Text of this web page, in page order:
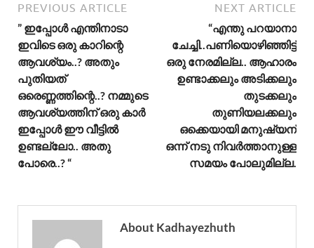
PREVIOUS ARTICLE
” ഇപ്പോൾ എന്തിനാടാ
ഇവിടെ ഒരു കാറിന്റെ
ആവശ്യം..? അതും
പുതിയത്
ഒരെണ്ണത്തിന്റെ..? നമ്മുടെ
ആവശ്യത്തിന് ഒരു കാർ
ഇപ്പോൾ ഈ വീട്ടിൽ
ഉണ്ടല്ലോ.. അതു
പോരെ..? “
NEXT ARTICLE
“എന്തു പറയാനാ
ചേച്ചി..പണിയൊഴിഞ്ഞിട്ട്
ഒരു നേരമില്ല.. ആഹാരം
ഉണ്ടാക്കലും അടിക്കലും
തുടക്കലും
തുണിയലക്കലും
ഒക്കെയായി മനുഷ്യന്
ഒന്ന് നടു നിവർത്താനുള്ള
സമയം പോലുമില്ല.
About Kadhayezhuth